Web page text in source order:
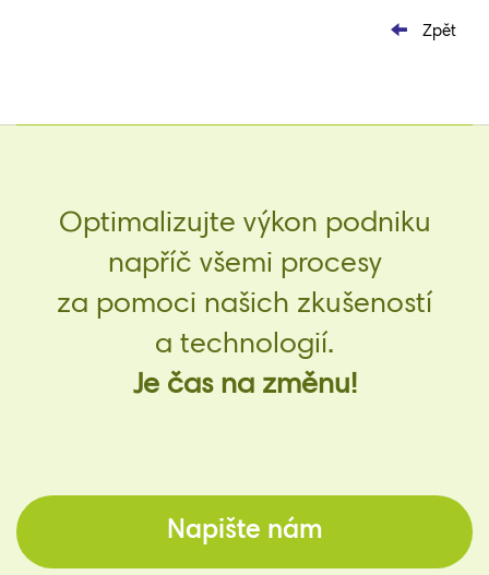
Zpět
Optimalizujte výkon podniku
napříč všemi procesy
za pomoci našich zkušeností
a technologií.
Je čas na změnu!
Napište nám